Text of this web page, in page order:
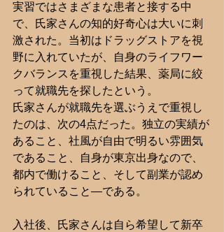
実習ではさまざまな患者と接する中
で、氏家さんの知的好奇心は大いに刺
激された。当初はドラッグストアを視
野に入れていたが、自身のライフワー
クバランスを重視した結果、薬局に絞
って就職先を探したという。
氏家さんが就職先を選ぶうえで重視し
たのは、次の4点だった。独立の実績が
あること、社風が自由で明るい雰囲気
であること、自身が東京出身なので、
都内で働けること、そして副業が認め
られていること―である。
入社後、氏家さんは自ら希望して新卒